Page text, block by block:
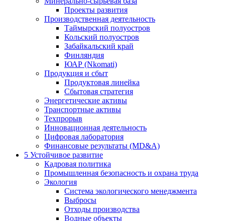
Проекты развития
Производственная деятельность
Таймырский полуостров
Кольский полуостров
Забайкальский край
Финляндия
ЮАР (Nkomati)
Продукция и сбыт
Продуктовая линейка
Сбытовая стратегия
Энергетические активы
Транспортные активы
Техпрорыв
Инновационная деятельность
Цифровая лаборатория
Финансовые результаты (MD&A)
5 Устойчивое развитие
Кадровая политика
Промышленная безопасность и охрана труда
Экология
Система экологического менеджмента
Выбросы
Отходы производства
Водные объекты